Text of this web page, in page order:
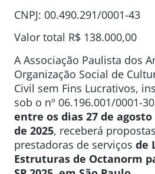
CNPJ: 00.490.291/0001-43
Valor total R$ 138.000,00
A Associação Paulista dos
Organização Social de
Civil sem Fins Lucrativos,
sob o nº 06.196.001/0001-
entre os dias 27 de
de 2025, receberá
prestadoras de serviços de
Estruturas de Octanorm